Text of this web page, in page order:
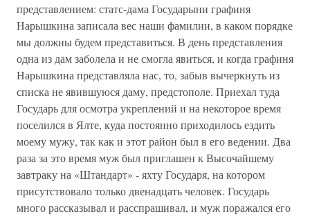
представлением: статс-дама Государыни графиня
Нарышкина записала вес наши фамилии, в каком порядке
мы должны будем представиться. В день представления
одна из дам заболела и не смогла явиться, и когда графиня
Нарышкина представляла нас, то, забыв вычеркнуть из
списка не явившуюся даму, предстополе. Приехал туда
Государь для осмотра укреплений и на некоторое время
поселился в Ялте, куда постоянно приходилось ездить
моему мужу, так как и этот район был в его ведении. Два
раза за это время муж был приглашен к Высочайшему
завтраку на «Штандарт» - яхту Государя, на котором
присутствовало только двенадцать человек. Государь
много рассказывал и расспрашивал, и муж поражался его